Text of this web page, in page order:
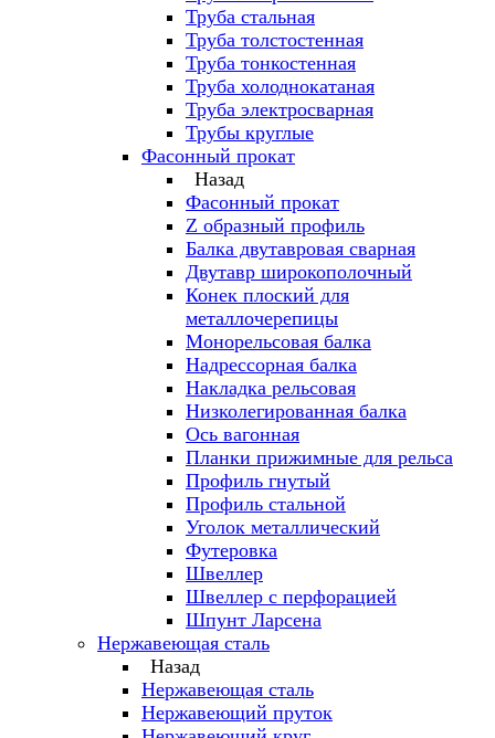
Труба стальная
Труба толстостенная
Труба тонкостенная
Труба холоднокатаная
Труба электросварная
Трубы круглые
Фасонный прокат
Назад
Фасонный прокат
Z образный профиль
Балка двутавровая сварная
Двутавр широкополочный
Конек плоский для
металлочерепицы
Монорельсовая балка
Надрессорная балка
Накладка рельсовая
Низколегированная балка
Ось вагонная
Планки прижимные для рельса
Профиль гнутый
Профиль стальной
Уголок металлический
Футеровка
Швеллер
Швеллер с перфорацией
Шпунт Ларсена
Нержавеющая сталь
Назад
Нержавеющая сталь
Нержавеющий пруток